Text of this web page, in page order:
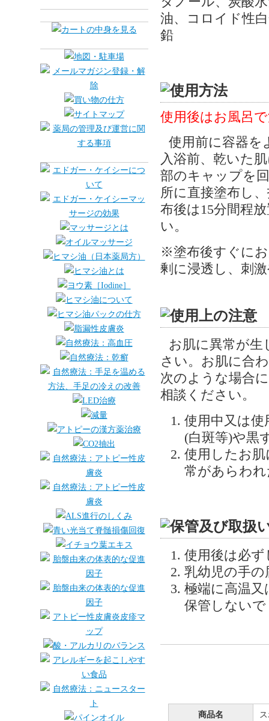
油、コロイド性
鉛
使用後はお風呂
使用前に容器を
入浴前、乾いた
部のキャップを
所に直接塗布し
布後は15分間程
い。
※塗布後すぐに
剰に浸透し、刺
お肌に異常が
さい。お肌に合
次のような場合
相談ください。
使用中又は使
(白斑等)や黒
使用したお
常があらわ
使用後は必
乳幼児の手
極端に高温
保管しない
商品名